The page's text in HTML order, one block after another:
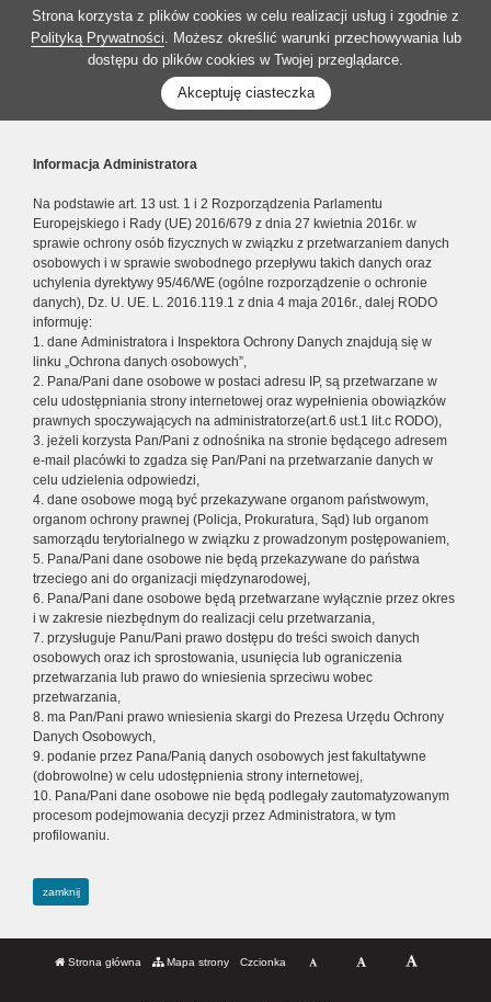
Strona korzysta z plików cookies w celu realizacji usług i zgodnie z
Polityką Prywatności. Możesz określić warunki przechowywania lub
dostępu do plików cookies w Twojej przeglądarce.
Akceptuję ciasteczka
Informacja Administratora
Na podstawie art. 13 ust. 1 i 2 Rozporządzenia Parlamentu
Europejskiego i Rady (UE) 2016/679 z dnia 27 kwietnia 2016r. w
sprawie ochrony osób fizycznych w związku z przetwarzaniem danych
osobowych i w sprawie swobodnego przepływu takich danych oraz
uchylenia dyrektywy 95/46/WE (ogólne rozporządzenie o ochronie
danych), Dz. U. UE. L. 2016.119.1 z dnia 4 maja 2016r., dalej RODO
informuję:
1. dane Administratora i Inspektora Ochrony Danych znajdują się w
linku „Ochrona danych osobowych”,
2. Pana/Pani dane osobowe w postaci adresu IP, są przetwarzane w
celu udostępniania strony internetowej oraz wypełnienia obowiązków
prawnych spoczywających na administratorze(art.6 ust.1 lit.c RODO),
3. jeżeli korzysta Pan/Pani z odnośnika na stronie będącego adresem
e-mail placówki to zgadza się Pan/Pani na przetwarzanie danych w
celu udzielenia odpowiedzi,
4. dane osobowe mogą być przekazywane organom państwowym,
organom ochrony prawnej (Policja, Prokuratura, Sąd) lub organom
samorządu terytorialnego w związku z prowadzonym postępowaniem,
5. Pana/Pani dane osobowe nie będą przekazywane do państwa
trzeciego ani do organizacji międzynarodowej,
6. Pana/Pani dane osobowe będą przetwarzane wyłącznie przez okres
i w zakresie niezbędnym do realizacji celu przetwarzania,
7. przysługuje Panu/Pani prawo dostępu do treści swoich danych
osobowych oraz ich sprostowania, usunięcia lub ograniczenia
przetwarzania lub prawo do wniesienia sprzeciwu wobec
przetwarzania,
8. ma Pan/Pani prawo wniesienia skargi do Prezesa Urzędu Ochrony
Danych Osobowych,
9. podanie przez Pana/Panią danych osobowych jest fakultatywne
(dobrowolne) w celu udostępnienia strony internetowej,
10. Pana/Pani dane osobowe nie będą podlegały zautomatyzowanym
procesom podejmowania decyzji przez Administratora, w tym
profilowaniu.
zamknij
Strona główna Mapa strony Czcionka